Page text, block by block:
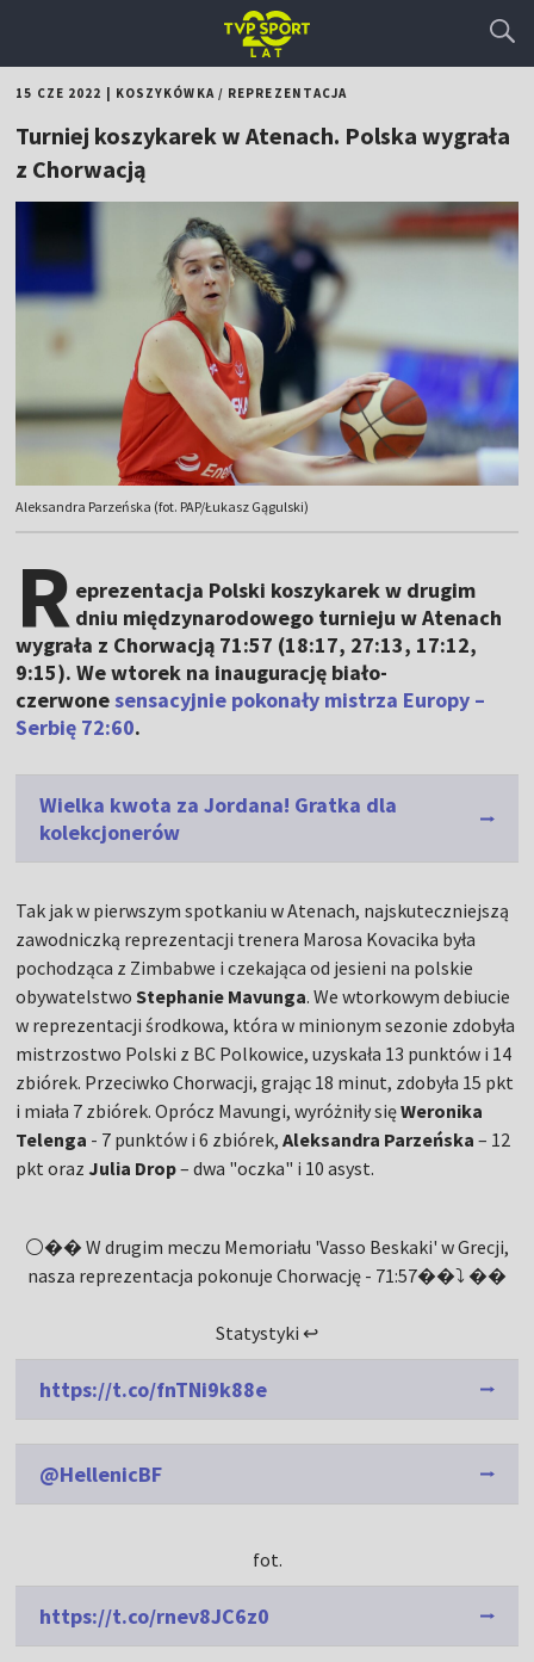
15 CZE 2022 KOSZYKÓWKA/ REPREZENTACJA
Turniej koszykarek w Atenach. Polska wygrała
z Chorwacją
Aleksandra Parzeńska (fot. PAP/Łukasz Gągulski)
R eprezentacja Polski koszykarek w drugim
dniu międzynarodowego turnieju w Atenach
wygrała z Chorwacją 71:57 (18:17, 27:13, 17:12,
9:15). We wtorek na inaugurację biało-
czerwonesensacyjnie pokonały mistrza Europy –
Serbię 72:60.
Wielka kwota za Jordana! Gratka dla
kolekcjonerów
Tak jak w pierwszym spotkaniu w Atenach, najskuteczniejszą
zawodniczką reprezentacji trenera Marosa Kovacika była
pochodząca z Zimbabwe i czekająca od jesieni na polskie
obywatelstwoStephanie Mavunga. We wtorkowym debiucie
w reprezentacji środkowa, która w minionym sezonie zdobyła
mistrzostwo Polski z BC Polkowice, uzyskała 13 punktów i 14
zbiórek. Przeciwko Chorwacji, grając 18 minut, zdobyła 15 pkt
i miała 7 zbiórek. Oprócz Mavungi, wyróżniły sięWeronika
Telenga - 7 punktów i 6 zbiórek,Aleksandra Parzeńska – 12
pkt oraz Julia Drop– dwa "oczka" i 10 asyst.
⚪️�� W drugim meczu Memoriału 'Vasso Beskaki' w Grecji,
nasza reprezentacja pokonuje Chorwację - 71:57��⤵ ��
Statystyki ↩️
https://t.co/fnTNi9k88e
@HellenicBF
fot.
https://t.co/rnev8JC6z0